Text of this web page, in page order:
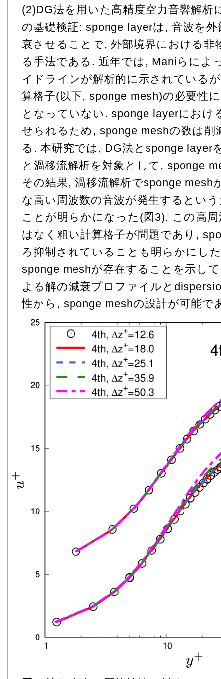
(2)DG法を用いた高精度空力音響解析
の基礎検証: sponge layerは, 音波を
衰させることで, 外部境界における非
る手法である. 近年では, Maniらによ
イドラインが解析的に示されている
算格子(以下, sponge mesh)の必要性
となっていない. sponge layerにおけ
せられるため, sponge meshの数は削
る. 本研究では, DG法とsponge layer
と渦移流解析を対象として, sponge
その結果, 渦移流解析でsponge mesh
な高い周波数の音波が発生するとい
ことが明らかになった(図3). この高
はなく粗い計算格子が問題であり,
ろ抑制されていることも明らかにし
sponge meshが存在することを示し
よる解の減衰プロファイルと
性から, sponge meshの設計が可能で